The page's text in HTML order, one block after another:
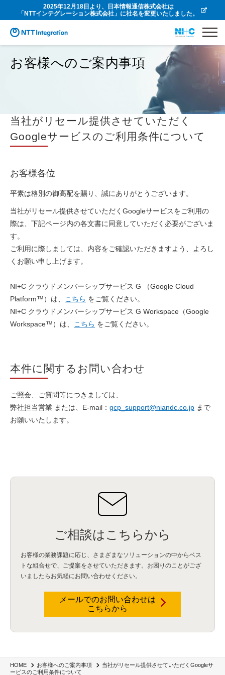
2025年12月18日より、日本情報通信株式会社は
「NTTインテグレーション株式会社」に社名を変更いたしました。
お客様へのご案内事項
HOME お客様へのご案内事項
当社がリセール提供させていただくGoogleサ
ービスのご利用条件について
当社がリセール提供させていただく
Googleサービスのご利用条件について
お客様各位
平素は格別の御高配を賜り、誠にありがとうございます。
当社がリセール提供させていただくGoogleサービスをご利用の
際は、下記ページ内の各文書に同意していただく必要がございま
す。
ご利用に際しましては、内容をご確認いただきますよう、よろし
くお願い申し上げます。
NI+C クラウドメンバーシップサービス G （Google Cloud
Platform™）は、
こちら をご覧ください。
NI+C クラウドメンバーシップサービス G Workspace（Google
Workspace™）は、
こちら をご覧ください。
本件に関するお問い合わせ
ご照会、ご質問等につきましては、
弊社担当営業 または、E-mail： gcp_support@niandc.co.jp まで
お願いいたします。
ご相談はこちらから
お客様の業務課題に応じ、さまざまなソリューションの中からベス
トな組合せで、
ご提案をさせていただきます。お困りのことがござ
いましたらお気軽にお問い合わせください。
メールでのお問い合わせは
こちらから